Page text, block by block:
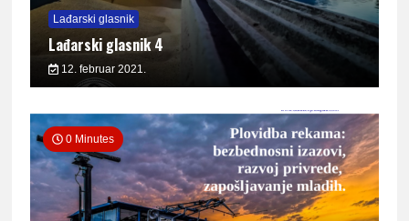
Lađarski glasnik
Lađarski glasnik 4
12. februar 2021.
0 Minutes